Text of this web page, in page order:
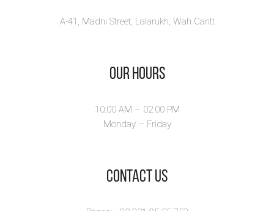
A-41, Madni Street, Lalarukh, Wah Cantt
Our Hours
10:00 AM – 02.00 PM
Monday – Friday
​Contact Us